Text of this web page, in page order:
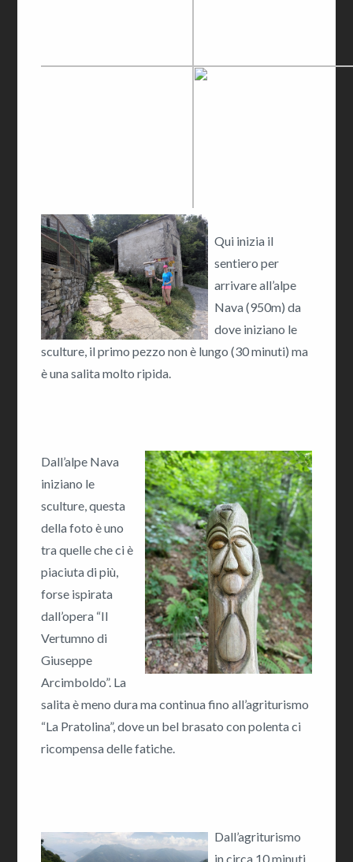
Qui inizia il
sentiero per
arrivare all’alpe
Nava (950m) da
dove iniziano le
sculture, il primo pezzo non è lungo (30 minuti) ma
è una salita molto ripida.
Dall’alpe Nava
iniziano le
sculture, questa
della foto è uno
tra quelle che ci è
piaciuta di più,
forse ispirata
dall’opera “Il
Vertumno di
Giuseppe
Arcimboldo”. La
salita è meno dura ma continua fino all’agriturismo
“La Pratolina”, dove un bel brasato con polenta ci
ricompensa delle fatiche.
Dall’agriturismo
in circa 10 minuti